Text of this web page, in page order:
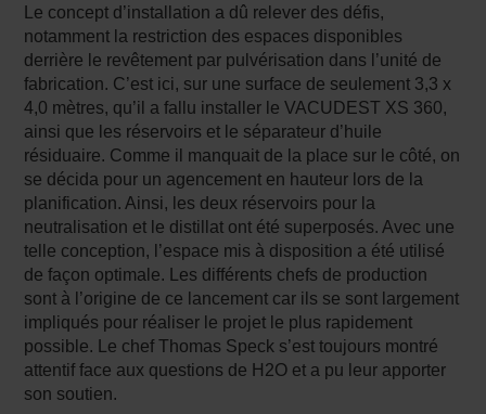
Le concept d’installation a dû relever des défis,
notamment la restriction des espaces disponibles
derrière le revêtement par pulvérisation dans l’unité de
fabrication. C’est ici, sur une surface de seulement 3,3 x
4,0 mètres, qu’il a fallu installer le VACUDEST XS 360,
ainsi que les réservoirs et le séparateur d’huile
résiduaire. Comme il manquait de la place sur le côté, on
se décida pour un agencement en hauteur lors de la
planification. Ainsi, les deux réservoirs pour la
neutralisation et le distillat ont été superposés. Avec une
telle conception, l’espace mis à disposition a été utilisé
de façon optimale. Les différents chefs de production
sont à l’origine de ce lancement car ils se sont largement
impliqués pour réaliser le projet le plus rapidement
possible. Le chef Thomas Speck s’est toujours montré
attentif face aux questions de H2O et a pu leur apporter
son soutien.